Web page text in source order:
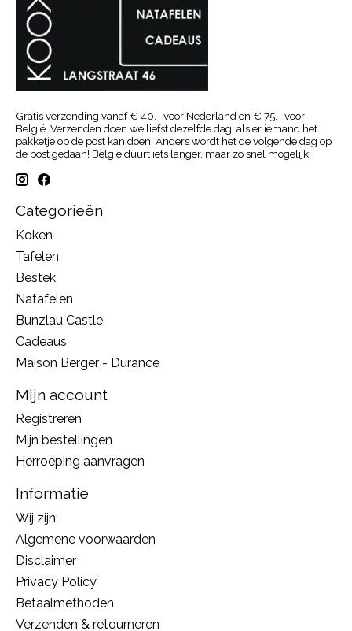
Gratis verzending vanaf € 40.- voor Nederland en € 75.- voor
België. Verzenden doen we liefst dezelfde dag, als er iemand het
pakketje op de post kan doen! Anders wordt het de volgende dag op
de post gedaan! België duurt iets langer, maar zo snel mogelijk
Categorieën
Koken
Tafelen
Bestek
Natafelen
Bunzlau Castle
Cadeaus
Maison Berger - Durance
Mijn account
Registreren
Mijn bestellingen
Herroeping aanvragen
Informatie
Wij zijn:
Algemene voorwaarden
Disclaimer
Privacy Policy
Betaalmethoden
Verzenden & retourneren